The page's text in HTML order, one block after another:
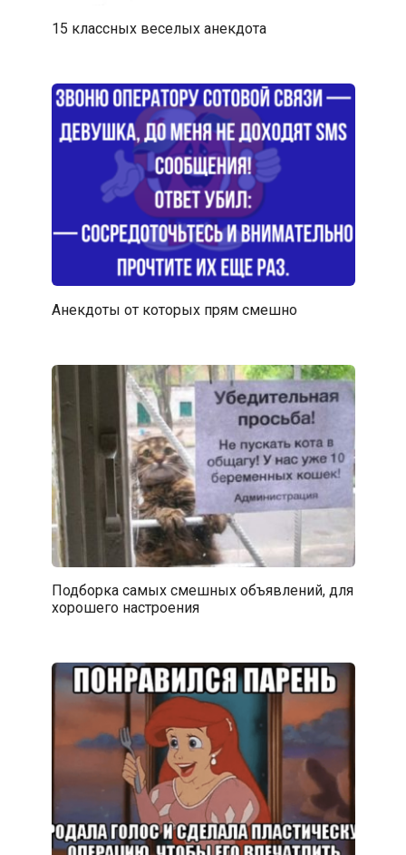
15 классных веселых анекдота
Анекдоты от которых прям смешно
Подборка самых смешных объявлений, для
хорошего настроения